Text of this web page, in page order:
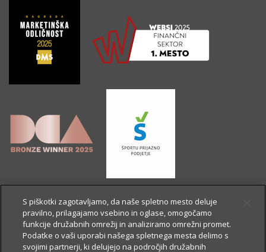
S piškotki zagotavljamo, da naše spletno mesto deluje
pravilno, prilagajamo vsebino in oglase, omogočamo
funkcije družabnih omrežij in analiziramo omrežni promet.
Podatke o vaši uporabi našega spletnega mesta delimo s
svojimi partnerji, ki delujejo na področjih družabnih